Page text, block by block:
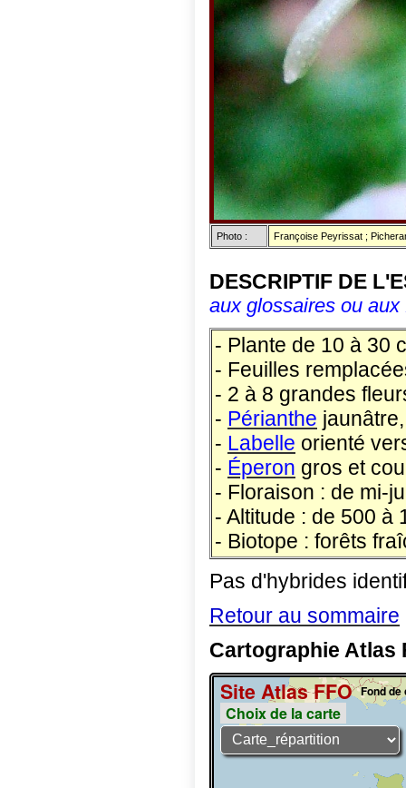
Photo : Françoise Peyrissat ;
DESCRIPTIF DE
aux glossaires ou
- Plante de 10 à 30
- Feuilles
- 2 à 8 grandes
- Périanthe
- Labelle orienté
- Éperon gros et
- Floraison : de mi-
- Altitude : de 500 à
- Biotope : forêts
Pas d'hybrides
Retour au sommaire
Cartographie Atlas